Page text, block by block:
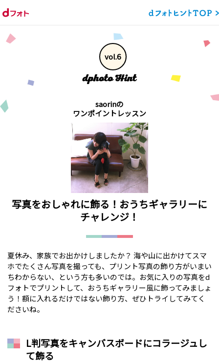
vol.6
saorinの
ワンポイントレッスン
写真をおしゃれに飾る！おうちギャラリーに
チャレンジ！
夏休み、家族でお出かけしましたか？ 海や山に出かけてスマ
ホでたくさん写真を撮っても、プリント写真の飾り方がいまい
ちわからない、という方も多いのでは。お気に入りの写真をd
フォトでプリントして、おうちギャラリー風に飾ってみましょ
う！額に入れるだけではない飾り方、ぜひトライしてみてく
ださいね。
L判写真をキャンバスボードにコラージュし
て飾る